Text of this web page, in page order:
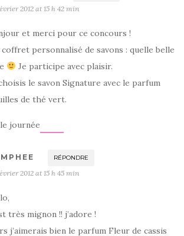
2012 at 15 h 42 min
et merci pour ce concours !
coffret personnalisé de savons : quelle belle
Je participe avec plaisir.
le savon Signature avec le parfum
de thé vert.
journée
RÉPONDRE
2012 at 15 h 45 min
très mignon !! j’adore !
j’aimerais bien le parfum Fleur de cassis